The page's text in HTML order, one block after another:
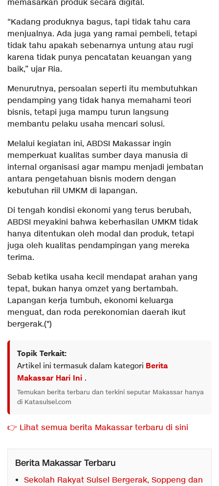
memasarkan produk secara digital.
“Kadang produknya bagus, tapi tidak tahu cara
menjualnya. Ada juga yang ramai pembeli, tetapi
tidak tahu apakah sebenarnya untung atau rugi
karena tidak punya pencatatan keuangan yang
baik,” ujar Ria.
Menurutnya, persoalan seperti itu membutuhkan
pendamping yang tidak hanya memahami teori
bisnis, tetapi juga mampu turun langsung
membantu pelaku usaha mencari solusi.
Melalui kegiatan ini, ABDSI Makassar ingin
memperkuat kualitas sumber daya manusia di
internal organisasi agar mampu menjadi jembatan
antara pengetahuan bisnis modern dengan
kebutuhan riil UMKM di lapangan.
Di tengah kondisi ekonomi yang terus berubah,
ABDSI meyakini bahwa keberhasilan UMKM tidak
hanya ditentukan oleh modal dan produk, tetapi
juga oleh kualitas pendampingan yang mereka
terima.
Sebab ketika usaha kecil mendapat arahan yang
tepat, bukan hanya omzet yang bertambah.
Lapangan kerja tumbuh, ekonomi keluarga
menguat, dan roda perekonomian daerah ikut
bergerak.(*)
Topik Terkait:
Artikel ini termasuk dalam kategori Berita
Makassar Hari Ini .
Temukan berita terbaru dan terkini seputar Makassar hanya
di Katasulsel.com
👉 Lihat semua berita Makassar terbaru di sini
Berita Makassar Terbaru
Sekolah Rakyat Sulsel Bergerak, Soppeng dan